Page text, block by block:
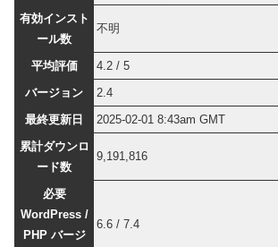
有効インスト
ール数
不明
平均評価
4.2 / 5
バージョン
2.4
最終更新日
2025-02-01 8:43am GMT
累計ダウンロ
ード数
9,191,816
必要
WordPress /
PHP バージ
6.6 / 7.4